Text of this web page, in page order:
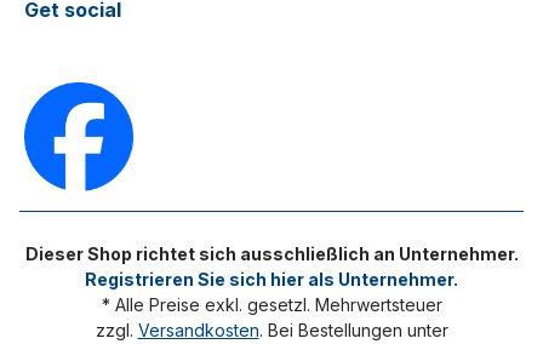
Get social
Dieser Shop richtet sich ausschließlich an Unternehmer.
Registrieren Sie sich hier als Unternehmer.
* Alle Preise exkl. gesetzl. Mehrwertsteuer
zzgl. Versandkosten. Bei Bestellungen unter